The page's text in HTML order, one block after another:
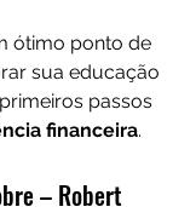
ótimo ponto de
sua educação
passos
financeira.
– Robert